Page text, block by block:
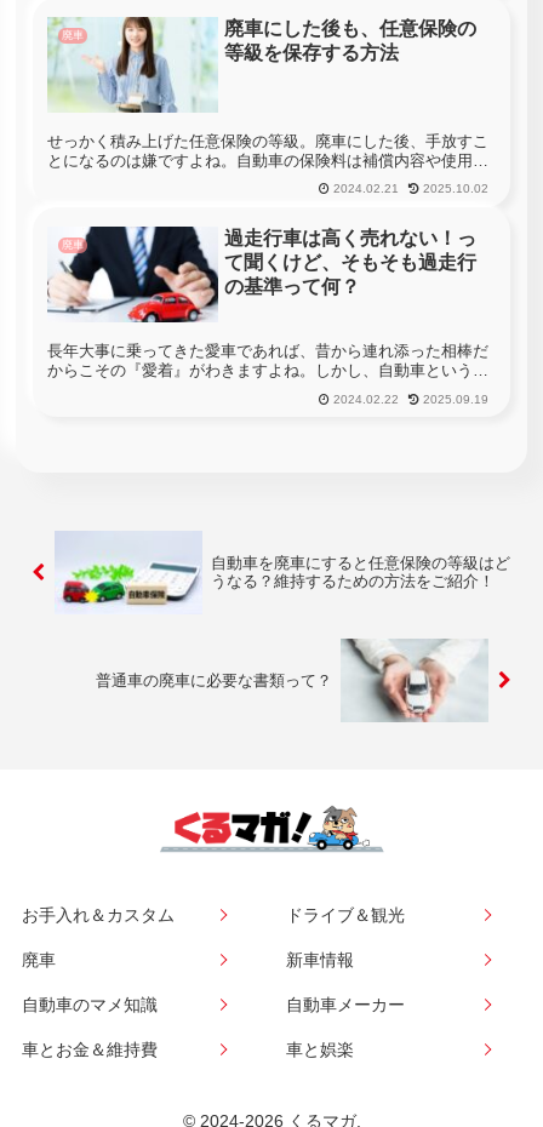
廃車
廃車にした後も、任意保険の
等級を保存する方法
せっかく積み上げた任意保険の等級。廃車にした後、手放すこ
とになるのは嫌ですよね。自動車の保険料は補償内容や使用目
的など、いろんな要素で算出されます。等級はその要素の一
つ。保険事故を起こさなければ、１年に１つ等級が上がりま
2024.02.21 2025.10.02
廃車
過走行車は高く売れない！っ
て聞くけど、そもそも過走行
の基準って何？
長年大事に乗ってきた愛車であれば、昔から連れ添った相棒だ
からこその『愛着』がわきますよね。しかし、自動車という物
は使用すればするほど徐々に劣化していくもので、いつか必ず
手放すときがやってきます。このような場合、手放すことに関
2024.02.22 2025.09.19
自動車を廃車にすると任意保険の等級はど
うなる？維持するための方法をご紹介！
普通車の廃車に必要な書類って？
お手入れ＆カスタム ドライブ＆観光
廃車 新車情報
自動車のマメ知識 自動車メーカー
車とお金＆維持費 車と娯楽
© 2024-2026 くるマガ.